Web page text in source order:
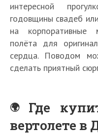
интересной
годовщины свадеб
на корпоративные
полёта для
сердца. Поводом
сделать приятный
Где
вертолете в